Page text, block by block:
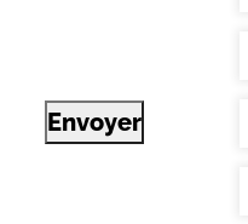
Envoyer